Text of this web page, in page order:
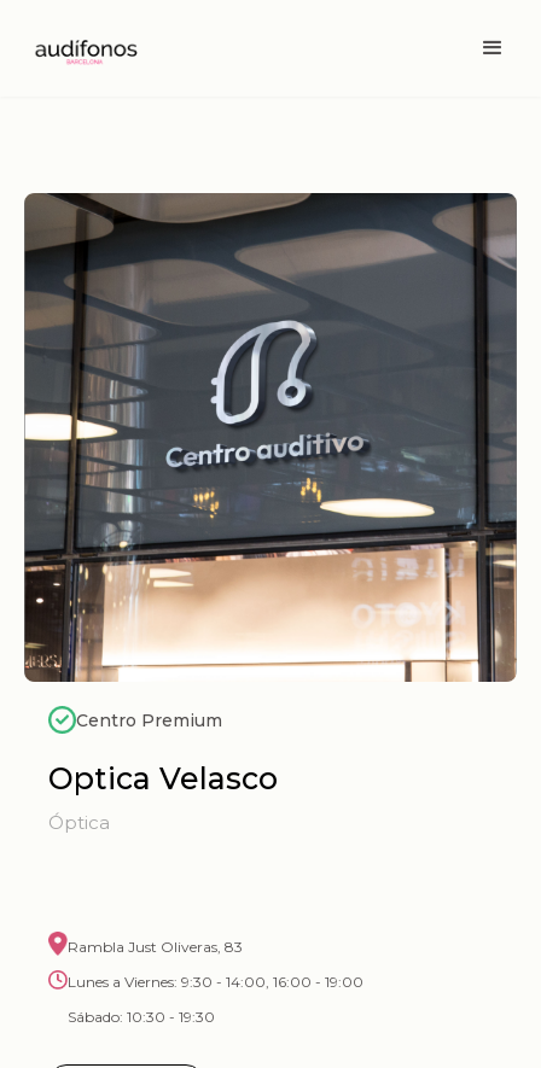
Centro Premium
Optica Velasco
Óptica
Rambla Just Oliveras, 83
Lunes a Viernes: 9:30 - 14:00, 16:00 - 19:00
Sábado: 10:30 - 19:30